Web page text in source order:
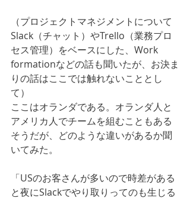
（プロジェクトマネジメントについて
Slack（チャット）やTrello（業務プロ
セス管理）をベースにした、Work
formationなどの話も聞いたが、お決ま
りの話はここでは触れないこととし
て）
ここはオランダである。オランダ人と
アメリカ人でチームを組むこともある
そうだが、どのような違いがあるか聞
いてみた。
「USのお客さんが多いので時差がある
と夜にSlackでやり取りってのも生じる